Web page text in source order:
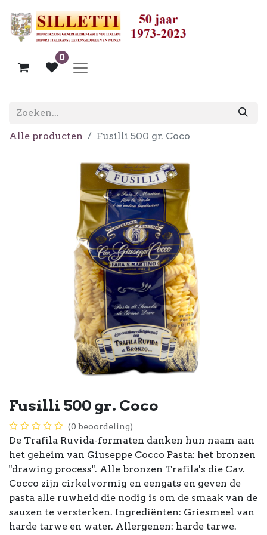
0
Alle producten Fusilli 500 gr. Coco
Fusilli 500 gr. Coco
(0 beoordeling)
De Trafila Ruvida-formaten danken hun naam aan
het geheim van Giuseppe Cocco Pasta: het bronzen
"drawing process". Alle bronzen Trafila's die Cav.
Cocco zijn cirkelvormig en eengats en geven de
pasta alle ruwheid die nodig is om de smaak van de
sauzen te versterken. Ingrediënten: Griesmeel van
harde tarwe en water. Allergenen: harde tarwe.